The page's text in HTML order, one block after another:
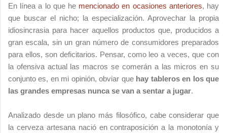
En línea a lo que he mencionado en ocasiones anteriores, hay
que buscar el nicho; la especialización. Aprovechar la propia
idiosincrasia para hacer aquellos productos que, producidos a
gran escala, sin un gran número de consumidores preparados
para ellos, son deficitarios. Pensar, como leo a veces, que con
la ofensiva actual las macros se comerán a las micros en su
conjunto es, en mi opinión, obviar que hay tableros en los que
las grandes empresas nunca se van a sentar a jugar.
Analizado desde un plano más filosófico, cabe considerar que
la cerveza artesana nació en contraposición a la monotonía y